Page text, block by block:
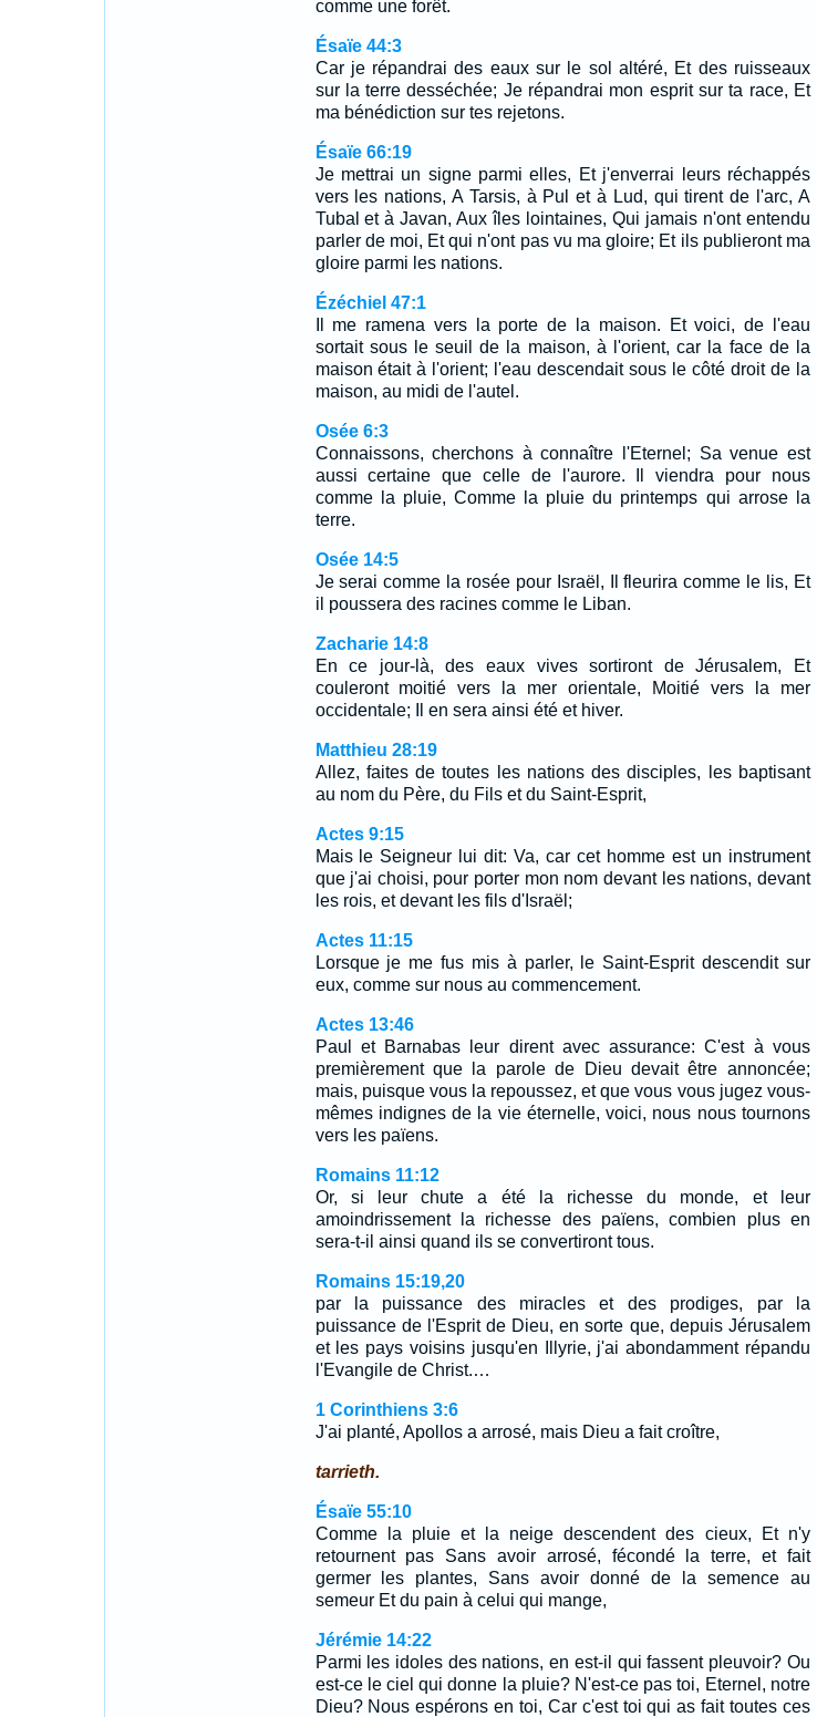
comme une forêt.
Ésaïe 44:3
Car je répandrai des eaux sur le sol altéré, Et des ruisseaux
sur la terre desséchée; Je répandrai mon esprit sur ta race, Et
ma bénédiction sur tes rejetons.
Ésaïe 66:19
Je mettrai un signe parmi elles, Et j'enverrai leurs réchappés
vers les nations, A Tarsis, à Pul et à Lud, qui tirent de l'arc, A
Tubal et à Javan, Aux îles lointaines, Qui jamais n'ont entendu
parler de moi, Et qui n'ont pas vu ma gloire; Et ils publieront ma
gloire parmi les nations.
Ézéchiel 47:1
Il me ramena vers la porte de la maison. Et voici, de l'eau
sortait sous le seuil de la maison, à l'orient, car la face de la
maison était à l'orient; l'eau descendait sous le côté droit de la
maison, au midi de l'autel.
Osée 6:3
Connaissons, cherchons à connaître l'Eternel; Sa venue est
aussi certaine que celle de l'aurore. Il viendra pour nous
comme la pluie, Comme la pluie du printemps qui arrose la
terre.
Osée 14:5
Je serai comme la rosée pour Israël, Il fleurira comme le lis, Et
il poussera des racines comme le Liban.
Zacharie 14:8
En ce jour-là, des eaux vives sortiront de Jérusalem, Et
couleront moitié vers la mer orientale, Moitié vers la mer
occidentale; Il en sera ainsi été et hiver.
Matthieu 28:19
Allez, faites de toutes les nations des disciples, les baptisant
au nom du Père, du Fils et du Saint-Esprit,
Actes 9:15
Mais le Seigneur lui dit: Va, car cet homme est un instrument
que j'ai choisi, pour porter mon nom devant les nations, devant
les rois, et devant les fils d'Israël;
Actes 11:15
Lorsque je me fus mis à parler, le Saint-Esprit descendit sur
eux, comme sur nous au commencement.
Actes 13:46
Paul et Barnabas leur dirent avec assurance: C'est à vous
premièrement que la parole de Dieu devait être annoncée;
mais, puisque vous la repoussez, et que vous vous jugez vous-
mêmes indignes de la vie éternelle, voici, nous nous tournons
vers les païens.
Romains 11:12
Or, si leur chute a été la richesse du monde, et leur
amoindrissement la richesse des païens, combien plus en
sera-t-il ainsi quand ils se convertiront tous.
Romains 15:19,20
par la puissance des miracles et des prodiges, par la
puissance de l'Esprit de Dieu, en sorte que, depuis Jérusalem
et les pays voisins jusqu'en Illyrie, j'ai abondamment répandu
l'Evangile de Christ.…
1 Corinthiens 3:6
J'ai planté, Apollos a arrosé, mais Dieu a fait croître,
tarrieth.
Ésaïe 55:10
Comme la pluie et la neige descendent des cieux, Et n'y
retournent pas Sans avoir arrosé, fécondé la terre, et fait
germer les plantes, Sans avoir donné de la semence au
semeur Et du pain à celui qui mange,
Jérémie 14:22
Parmi les idoles des nations, en est-il qui fassent pleuvoir? Ou
est-ce le ciel qui donne la pluie? N'est-ce pas toi, Eternel, notre
Dieu? Nous espérons en toi, Car c'est toi qui as fait toutes ces